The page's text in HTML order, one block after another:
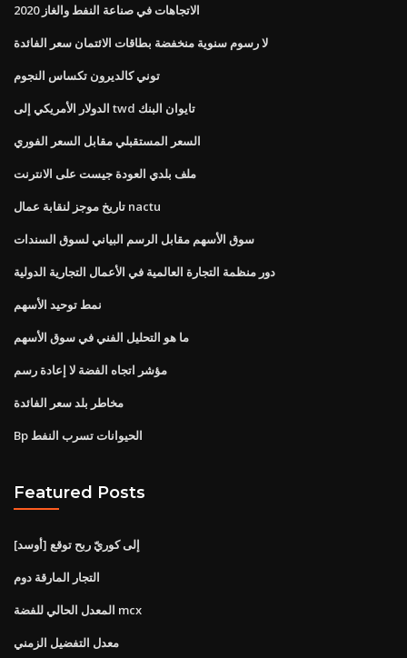
الاتجاهات في صناعة النفط والغاز 2020
لا رسوم سنوية منخفضة بطاقات الائتمان سعر الفائدة
توني كالديرون تكساس النجوم
الدولار الأمريكي إلى twd تايوان البنك
السعر المستقبلي مقابل السعر الفوري
ملف بلدي العودة جيست على الانترنت
تاريخ موجز لنقابة عمال nactu
سوق الأسهم مقابل الرسم البياني لسوق السندات
دور منظمة التجارة العالمية في الأعمال التجارية الدولية
نمط توحيد الأسهم
ما هو التحليل الفني في سوق الأسهم
مؤشر اتجاه الفضة لا إعادة رسم
مخاطر بلد سعر الفائدة
Bp الحيوانات تسرب النفط
Featured Posts
[أوسد] إلى كوريّ ربح توقع
التجار المارقة دوم
المعدل الحالي للفضة mcx
معدل التفضيل الزمني